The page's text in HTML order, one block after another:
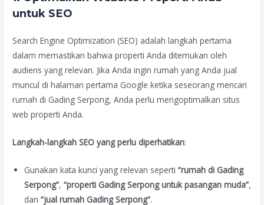
untuk SEO
Search Engine Optimization (SEO) adalah langkah pertama
dalam memastikan bahwa properti Anda ditemukan oleh
audiens yang relevan. Jika Anda ingin rumah yang Anda jual
muncul di halaman pertama Google ketika seseorang mencari
rumah di Gading Serpong, Anda perlu mengoptimalkan situs
web properti Anda.
Langkah-langkah SEO yang perlu diperhatikan:
Gunakan kata kunci yang relevan seperti“rumah di Gading
Serpong”,“properti Gading Serpong untuk pasangan muda”,
dan“jual rumah Gading Serpong”.